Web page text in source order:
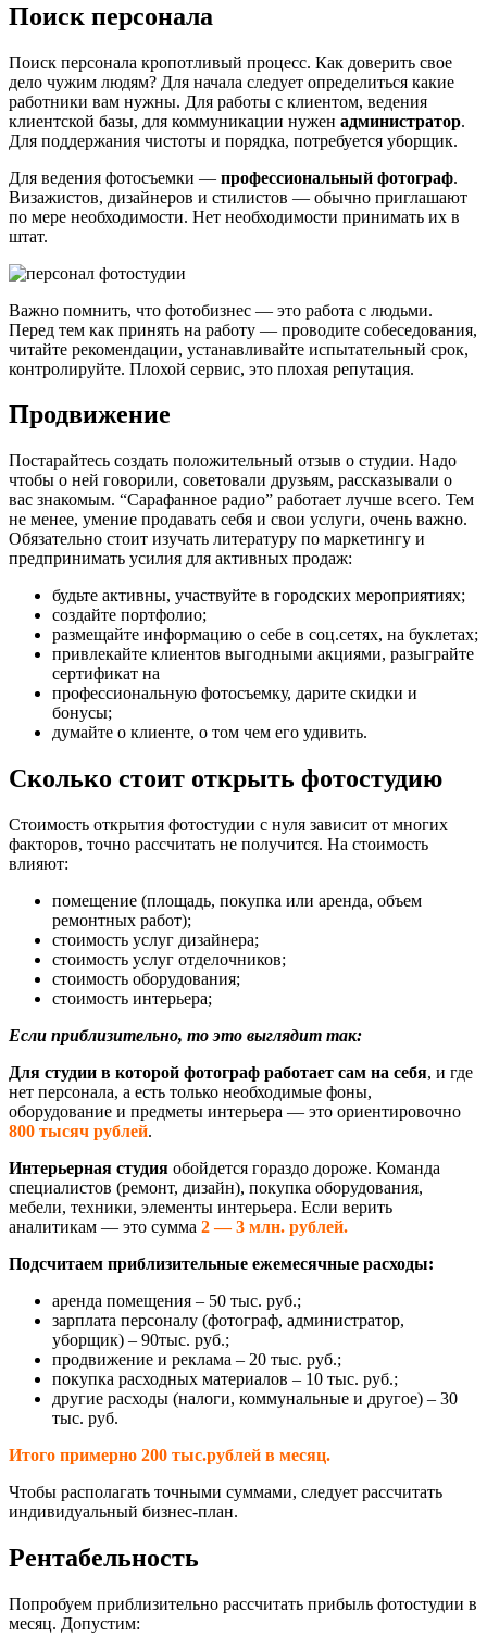
Поиск персонала
Поиск персонала кропотливый процесс. Как доверить свое
дело чужим людям? Для начала следует определиться какие
работники вам нужны. Для работы с клиентом, ведения
клиентской базы, для коммуникации нужен администратор.
Для поддержания чистоты и порядка, потребуется уборщик.
Для ведения фотосъемки — профессиональный фотограф.
Визажистов, дизайнеров и стилистов — обычно приглашают
по мере необходимости. Нет необходимости принимать их в
штат.
Важно помнить, что фотобизнес — это работа с людьми.
Перед тем как принять на работу — проводите собеседования,
читайте рекомендации, устанавливайте испытательный срок,
контролируйте. Плохой сервис, это плохая репутация.
Продвижение
Постарайтесь создать положительный отзыв о студии. Надо
чтобы о ней говорили, советовали друзьям, рассказывали о
вас знакомым. “Сарафанное радио” работает лучше всего. Тем
не менее, умение продавать себя и свои услуги, очень важно.
Обязательно стоит изучать литературу по маркетингу и
предпринимать усилия для активных продаж:
будьте активны, участвуйте в городских мероприятиях;
создайте портфолио;
размещайте информацию о себе в соц.сетях, на буклетах;
привлекайте клиентов выгодными акциями, разыграйте
сертификат на
профессиональную фотосъемку, дарите скидки и
бонусы;
думайте о клиенте, о том чем его удивить.
Сколько стоит открыть фотостудию
Стоимость открытия фотостудии с нуля зависит от многих
факторов, точно рассчитать не получится. На стоимость
влияют:
помещение (площадь, покупка или аренда, объем
ремонтных работ);
стоимость услуг дизайнера;
стоимость услуг отделочников;
стоимость оборудования;
стоимость интерьера;
Если приблизительно, то это выглядит так:
Для студии в которой фотограф работает сам на себя, и где
нет персонала, а есть только необходимые фоны,
оборудование и предметы интерьера — это ориентировочно
800 тысяч рублей.
Интерьерная студия обойдется гораздо дороже. Команда
специалистов (ремонт, дизайн), покупка оборудования,
мебели, техники, элементы интерьера. Если верить
аналитикам — это сумма 2 — 3 млн. рублей.
Подсчитаем приблизительные ежемесячные расходы:
аренда помещения – 50 тыс. руб.;
зарплата персоналу (фотограф, администратор,
уборщик) – 90тыс. руб.;
продвижение и реклама – 20 тыс. руб.;
покупка расходных материалов – 10 тыс. руб.;
другие расходы (налоги, коммунальные и другое) – 30
тыс. руб.
Итого примерно 200 тыс.рублей в месяц.
Чтобы располагать точными суммами, следует рассчитать
индивидуальный бизнес-план.
Рентабельность
Попробуем приблизительно рассчитать прибыль фотостудии в
месяц. Допустим: